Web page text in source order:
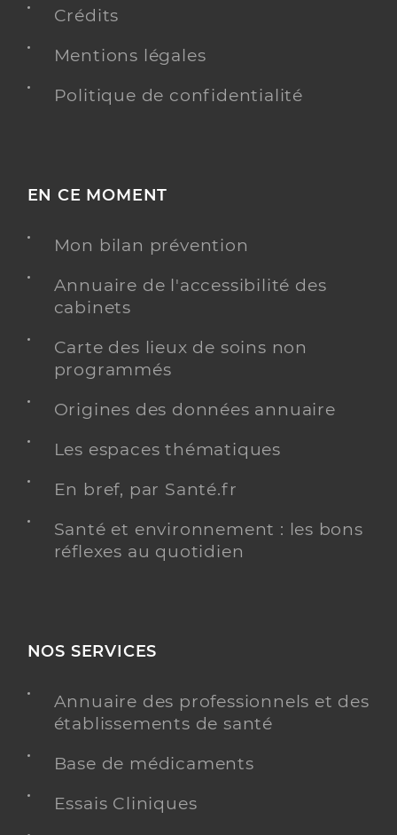
Crédits
Mentions légales
Politique de confidentialité
EN CE MOMENT
Mon bilan prévention
Annuaire de l'accessibilité des
cabinets
Carte des lieux de soins non
programmés
Origines des données annuaire
Les espaces thématiques
En bref, par Santé.fr
Santé et environnement : les bons
réflexes au quotidien
NOS SERVICES
Annuaire des professionnels et des
établissements de santé
Base de médicaments
Essais Cliniques